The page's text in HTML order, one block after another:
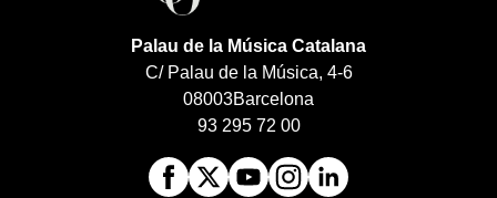
Palau de la Música Catalana
C/ Palau de la Música, 4-6
08003Barcelona
93 295 72 00